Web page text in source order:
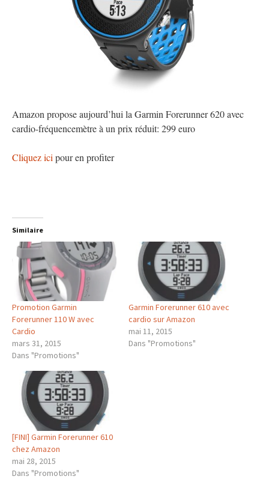
Amazon propose aujourd’hui la Garmin Forerunner 620avec
cardio-fréquencemètre à un prix réduit: 299 euro
Cliquez ici pour en profiter
Similaire
Promotion Garmin
Forerunner 110 W avec
Cardio
mars 31, 2015
Dans "Promotions"
Garmin Forerunner 610 avec
cardio sur Amazon
mai 11, 2015
Dans "Promotions"
[FINI] Garmin Forerunner 610
chez Amazon
mai 28, 2015
Dans "Promotions"